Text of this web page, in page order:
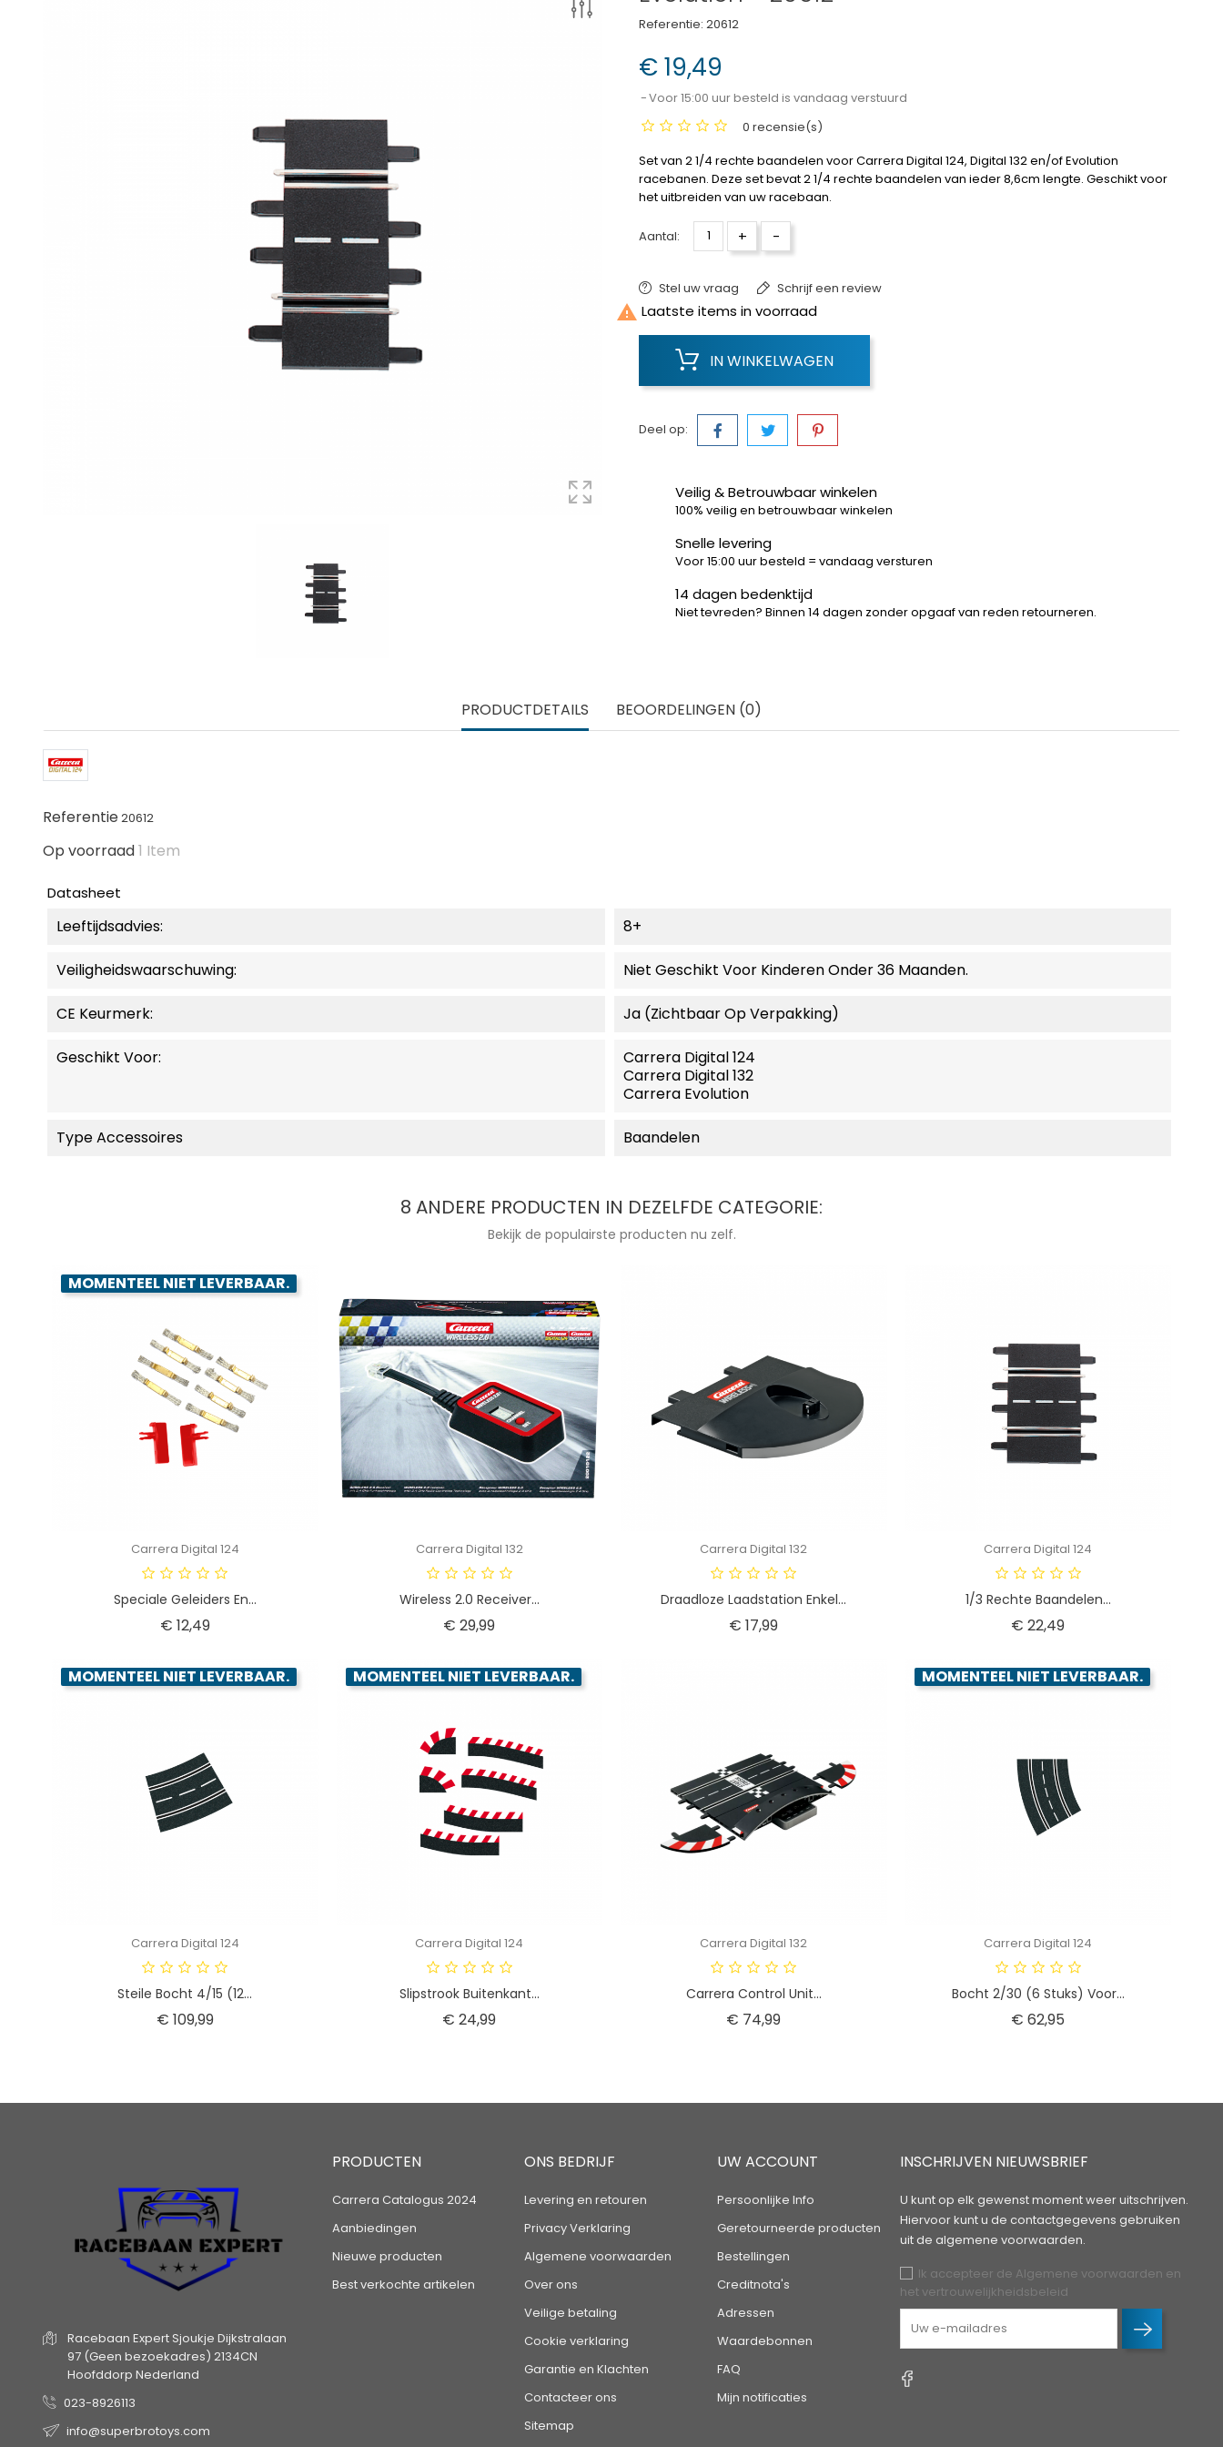
Referentie: 20612
€ 19,49
Voor 15:00 uur besteld is vandaag verstuurd
0 recensie(s)
Set van 2 1/4 rechte baandelen voor Carrera Digital 124, Digital 132 en/of Evolution
racebanen. Deze set bevat 2 1/4 rechte baandelen van ieder 8,6cm lengte. Geschikt voor
het uitbreiden van uw racebaan.
Aantal: + -
Stel uw vraag Schrijf een review
 Laatste items in voorraad
IN WINKELWAGEN
Deel op:
Veilig & Betrouwbaar winkelen
100% veilig en betrouwbaar winkelen
Snelle levering
Voor 15:00 uur besteld = vandaag versturen
14 dagen bedenktijd
Niet tevreden? Binnen 14 dagen zonder opgaaf van reden retourneren.
PRODUCTDETAILS BEOORDELINGEN (0)
Referentie20612
Op voorraad1 Item
Datasheet
Leeftijdsadvies: 8+
Veiligheidswaarschuwing: Niet Geschikt Voor Kinderen Onder 36 Maanden.
CE Keurmerk: Ja (zichtbaar Op Verpakking)
Geschikt Voor:
Carrera Digital 124
Carrera Digital 132
Carrera Evolution
Type Accessoires Baandelen
8 ANDERE PRODUCTEN IN DEZELFDE CATEGORIE:
Bekijk de populairste producten nu zelf.
MOMENTEEL NIET LEVERBAAR.
Carrera Digital 124
Speciale Geleiders En...
€ 12,49Prijs
Carrera Digital 132
Wireless 2.0 Receiver...
€ 29,99Prijs
Carrera Digital 132
Draadloze Laadstation Enkel...
€ 17,99Prijs
Carrera Digital 124
1/3 Rechte Baandelen...
€ 22,49Prijs
MOMENTEEL NIET LEVERBAAR.
Carrera Digital 124
Steile Bocht 4/15 (12...
€ 109,99Prijs
MOMENTEEL NIET LEVERBAAR.
Carrera Digital 124
Slipstrook Buitenkant...
€ 24,99Prijs
Carrera Digital 132
Carrera Control Unit...
€ 74,99Prijs
MOMENTEEL NIET LEVERBAAR.
Carrera Digital 124
Bocht 2/30 (6 Stuks) Voor...
€ 62,95
Racebaan Expert Sjoukje Dijkstralaan
97 (Geen bezoekadres) 2134CN
Hoofddorp Nederland
023-8926113
info@superbrotoys.com
PRODUCTEN
Carrera Catalogus 2024
Aanbiedingen
Nieuwe producten
Best verkochte artikelen
ONS BEDRIJF
Levering en retouren
Privacy Verklaring
Algemene voorwaarden
Over ons
Veilige betaling
Cookie verklaring
Garantie en Klachten
Contacteer ons
Sitemap
UW ACCOUNT
Persoonlijke Info
Geretourneerde producten
Bestellingen
Creditnota's
Adressen
Waardebonnen
FAQ
Mijn notificaties
INSCHRIJVEN NIEUWSBRIEF
U kunt op elk gewenst moment weer uitschrijven.
Hiervoor kunt u de contactgegevens gebruiken
uit de algemene voorwaarden.
Ik accepteer de Algemene voorwaarden en
het vertrouwelijkheidsbeleid